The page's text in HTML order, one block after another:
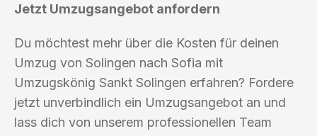
Jetzt Umzugsangebot anfordern
Du möchtest mehr über die Kosten für deinen
Umzug von Solingen nach Sofia mit
Umzugskönig Sankt Solingen erfahren? Fordere
jetzt unverbindlich ein Umzugsangebot an und
lass dich von unserem professionellen Team